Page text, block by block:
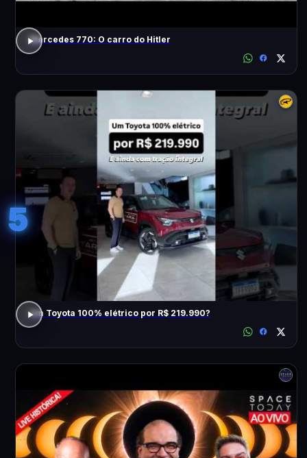
Mercedes 770: O carro do Hitler
5
Um Toyota 100% elétrico por R$ 219.990?